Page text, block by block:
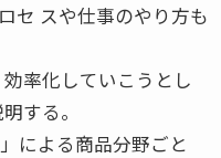
セ スや仕事のやり方も
率化していこうとし
する。
による商品分野ごと